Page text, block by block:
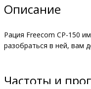
Описание
Рация Freecom CP-150
разобраться в ней, вам
Частоты и